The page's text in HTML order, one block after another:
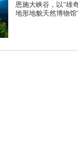
恩施大峡谷，以“雄
地形地貌天然博物馆”